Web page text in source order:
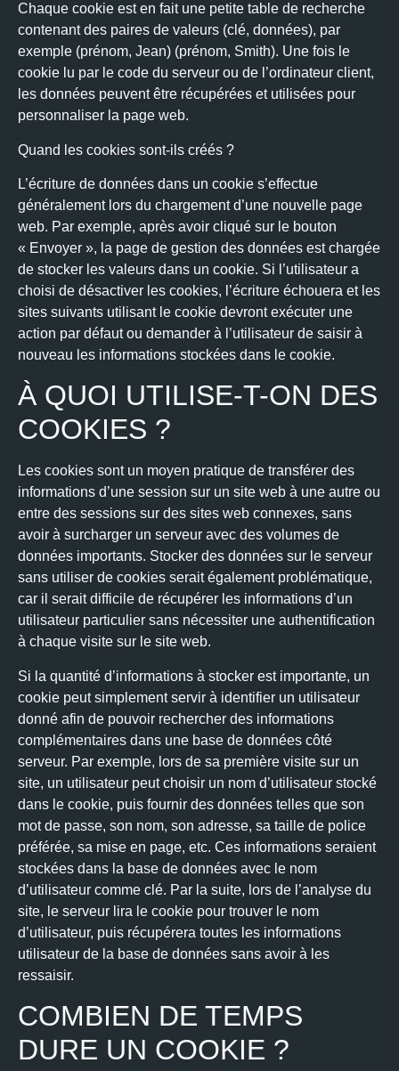
Chaque cookie est en fait une petite table de recherche
contenant des paires de valeurs (clé, données), par
exemple (prénom, Jean) (prénom, Smith). Une fois le
cookie lu par le code du serveur ou de l’ordinateur client,
les données peuvent être récupérées et utilisées pour
personnaliser la page web.
Quand les cookies sont-ils créés ?
L’écriture de données dans un cookie s’effectue
généralement lors du chargement d’une nouvelle page
web. Par exemple, après avoir cliqué sur le bouton
« Envoyer », la page de gestion des données est chargée
de stocker les valeurs dans un cookie. Si l’utilisateur a
choisi de désactiver les cookies, l’écriture échouera et les
sites suivants utilisant le cookie devront exécuter une
action par défaut ou demander à l’utilisateur de saisir à
nouveau les informations stockées dans le cookie.
À QUOI UTILISE-T-ON DES
COOKIES ?
Les cookies sont un moyen pratique de transférer des
informations d’une session sur un site web à une autre ou
entre des sessions sur des sites web connexes, sans
avoir à surcharger un serveur avec des volumes de
données importants. Stocker des données sur le serveur
sans utiliser de cookies serait également problématique,
car il serait difficile de récupérer les informations d’un
utilisateur particulier sans nécessiter une authentification
à chaque visite sur le site web.
Si la quantité d’informations à stocker est importante, un
cookie peut simplement servir à identifier un utilisateur
donné afin de pouvoir rechercher des informations
complémentaires dans une base de données côté
serveur. Par exemple, lors de sa première visite sur un
site, un utilisateur peut choisir un nom d’utilisateur stocké
dans le cookie, puis fournir des données telles que son
mot de passe, son nom, son adresse, sa taille de police
préférée, sa mise en page, etc. Ces informations seraient
stockées dans la base de données avec le nom
d’utilisateur comme clé. Par la suite, lors de l’analyse du
site, le serveur lira le cookie pour trouver le nom
d’utilisateur, puis récupérera toutes les informations
utilisateur de la base de données sans avoir à les
ressaisir.
COMBIEN DE TEMPS
DURE UN COOKIE ?